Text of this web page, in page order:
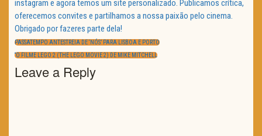
instagram e agora temos um site personalizado. Publicamos crítica,
oferecemos convites e partilhamos a nossa paixão pelo cinema.
Obrigado por fazeres parte dela!
Navegação
de
artigos
PREVIOUS
PASSATEMPO ANTESTREIA DE ‘NÓS’ PARA LISBOA E PORTO
NEXT
“O FILME LEGO 2 (THE LEGO MOVIE 2) DE MIKE MITCHELL
Leave a Reply